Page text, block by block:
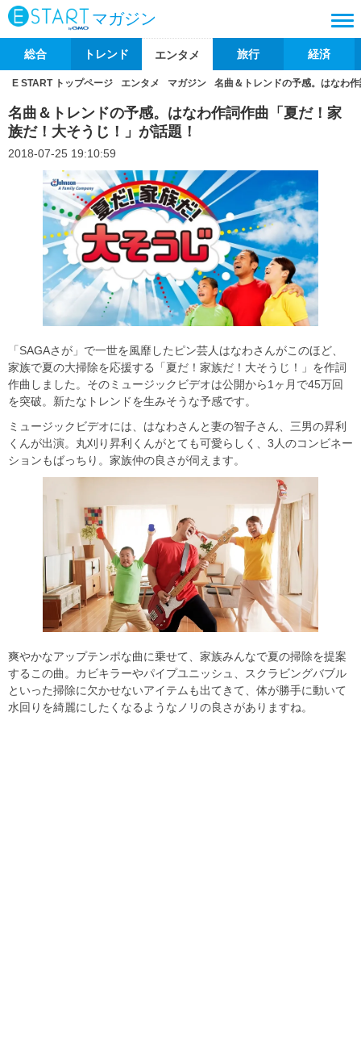
マガジン
総合 トレンド エンタメ 旅行 経済
E START トップページ エンタメ マガジン 名曲＆トレンドの予感。はなわ
名曲＆トレンドの予感。はなわ作詞作曲「夏だ！家
族だ！大そうじ！」が話題！
2018-07-25 19:10:59
「SAGAさが」で一世を風靡したピン芸人はなわさんがこのほど、
家族で夏の大掃除を応援する「夏だ！家族だ！大そうじ！」を作詞
作曲しました。そのミュージックビデオは公開から1ヶ月で45万回
を突破。新たなトレンドを生みそうな予感です。
ミュージックビデオには、はなわさんと妻の智子さん、三男の昇利
くんが出演。丸刈り昇利くんがとても可愛らしく、3人のコンビネー
ションもばっちり。家族仲の良さが伺えます。
爽やかなアップテンポな曲に乗せて、家族みんなで夏の掃除を提案
するこの曲。カビキラーやパイプユニッシュ、スクラビングバブル
といった掃除に欠かせないアイテムも出てきて、体が勝手に動いて
水回りを綺麗にしたくなるようなノリの良さがありますね。